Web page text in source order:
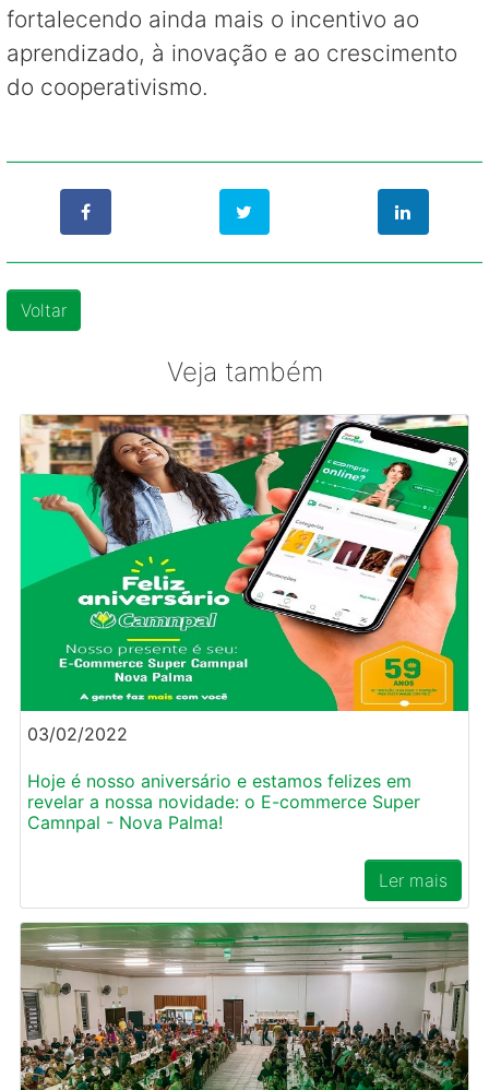
fortalecendo ainda mais o incentivo ao
aprendizado, à inovação e ao crescimento
do cooperativismo.
Voltar
Veja também
03/02/2022
Hoje é nosso aniversário e estamos felizes em
revelar a nossa novidade: o E-commerce Super
Camnpal - Nova Palma!
Ler mais